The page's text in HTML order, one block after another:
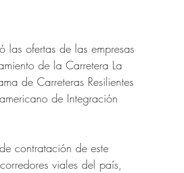
las ofertas de las empresas
de la Carretera La
de Carreteras Resilientes
de Integración
contratación de este
viales del país,